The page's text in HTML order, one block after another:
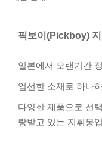
픽보이(Pickboy)
일본에서 오랜기간
엄선한 소재로 하나
다양한 제품으로 선
랑받고 있는 지휘봉